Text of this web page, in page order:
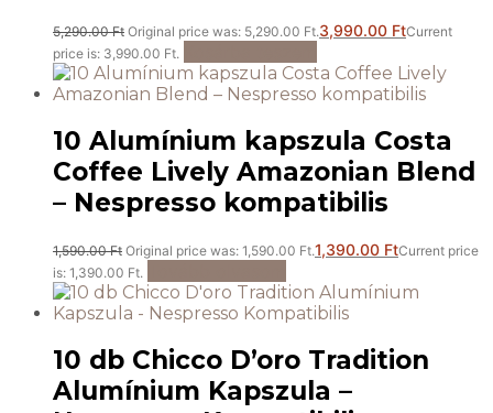
5,290.00Ft Original price was: 5,290.00 Ft.3,990.00 FtCurrent
price is: 3,990.00 Ft.
10 Alumínium kapszula Costa
Coffee Lively Amazonian Blend
– Nespresso kompatibilis
1,590.00Ft Original price was: 1,590.00 Ft.1,390.00 FtCurrent price
is: 1,390.00 Ft.
10 db Chicco D’oro Tradition
Alumínium Kapszula –